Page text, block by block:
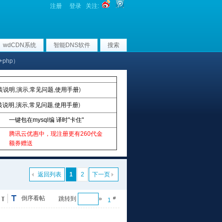
注册 登录 关注:
wdCDN系统 智能DNS软件 搜索
）
说明 ,演示,常见问题,使用手册)
说明 ,演示,常见问题,使用手册)
一键包在mysql编 译时"卡住"
腾讯云优惠中，现注册更有260代金
额券赠送
1 2 下一页
返回列表
1 #
跳转到 »
倒序看帖